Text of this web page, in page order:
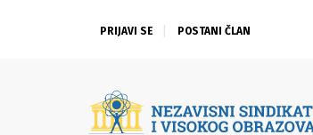
PRIJAVI SE POSTANI ČLAN